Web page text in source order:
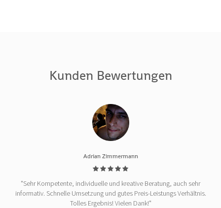
Kunden Bewertungen
Adrian Zimmermann
"Sehr Kompetente, individuelle und kreative Beratung, auch sehr
informativ. Schnelle Umsetzung und gutes Preis-Leistungs Verhältnis.
Tolles Ergebnis! Vielen Dank!"